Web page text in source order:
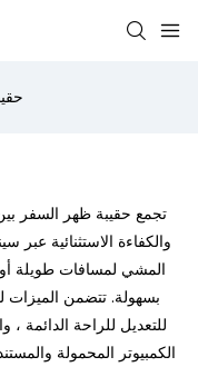
تجمع حقيبة ظهر السفر
والكفاءة الاستثنائية عبر
المشي لمسافات طويلة أو
بسهولة. تتضمن الميزات
للتعديل للراحة
الكمبيوتر المحمولة